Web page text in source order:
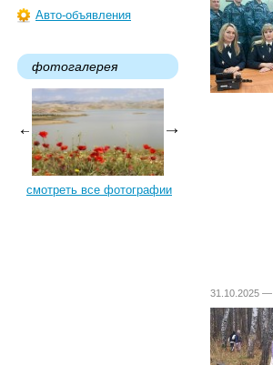
Авто-объявления
фотогалерея
смотреть все фотографии
31.10.2025 —